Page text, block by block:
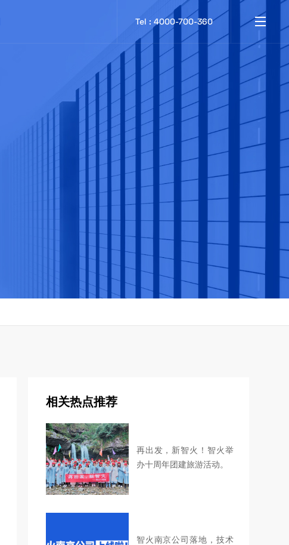
Tel : 4000-700-360
相关热点推荐
再出发，新智火！智火举
办十周年团建旅游活动。
智火南京公司落地，技术